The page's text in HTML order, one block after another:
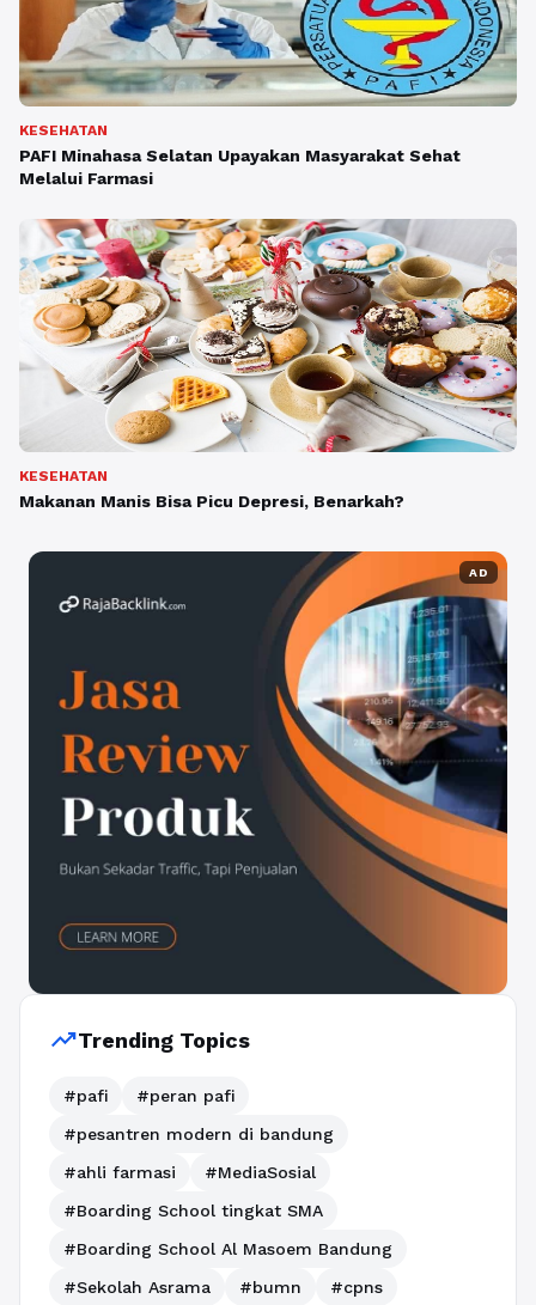
KESEHATAN
PAFI Minahasa Selatan Upayakan Masyarakat Sehat
Melalui Farmasi
KESEHATAN
Makanan Manis Bisa Picu Depresi, Benarkah?
AD
trending_upTrending Topics
#pafi
#peran pafi
#pesantren modern di bandung
#ahli farmasi
#MediaSosial
#Boarding School tingkat SMA
#Boarding School Al Masoem Bandung
#Sekolah Asrama
#bumn #cpns